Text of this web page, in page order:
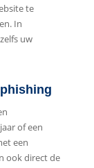
te
In
uw
of een
een
ook direct de